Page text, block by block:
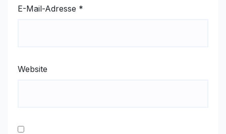
E-Mail-Adresse *
Website